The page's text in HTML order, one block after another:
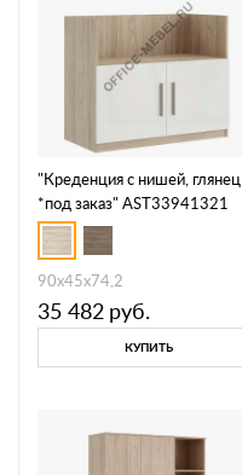
"Креденция с нишей, глянец
*под заказ" AST33941321
90x45x74,2
35 482 руб.
КУПИТЬ